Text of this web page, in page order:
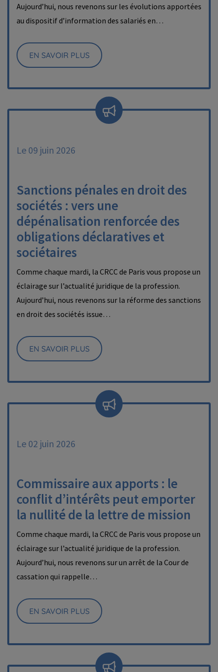
Aujourd’hui, nous revenons sur les évolutions apportées
au dispositif d’information des salariés en…
EN SAVOIR PLUS
Le 09 juin 2026
Sanctions pénales en droit des
sociétés : vers une
dépénalisation renforcée des
obligations déclaratives et
sociétaires
Comme chaque mardi, la CRCC de Paris vous propose un
éclairage sur l’actualité juridique de la profession.
Aujourd’hui, nous revenons sur la réforme des sanctions
en droit des sociétés issue…
EN SAVOIR PLUS
Le 02 juin 2026
Commissaire aux apports : le
conflit d’intérêts peut emporter
la nullité de la lettre de mission
Comme chaque mardi, la CRCC de Paris vous propose un
éclairage sur l’actualité juridique de la profession.
Aujourd’hui, nous revenons sur un arrêt de la Cour de
cassation qui rappelle…
EN SAVOIR PLUS